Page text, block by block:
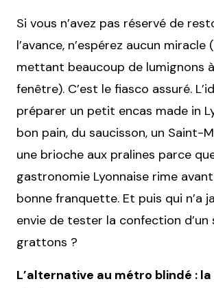
Si vous n’avez pas réservé de
l’avance, n’espérez aucun miracle
mettant beaucoup de lumignons
fenêtre). C’est le fiasco assuré.
préparer un petit encas made in
bon pain, du saucisson, un Saint-
une brioche aux pralines parce
gastronomie Lyonnaise rime
bonne franquette. Et puis qui n’a
envie de tester la confection d’un
grattons ?
L’alternative au métro blindé :